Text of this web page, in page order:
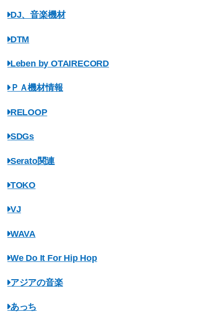
DJ、音楽機材
DTM
Leben by OTAIRECORD
ＰＡ機材情報
RELOOP
SDGs
Serato関連
TOKO
VJ
WAVA
We Do It For Hip Hop
アジアの音楽
あっち